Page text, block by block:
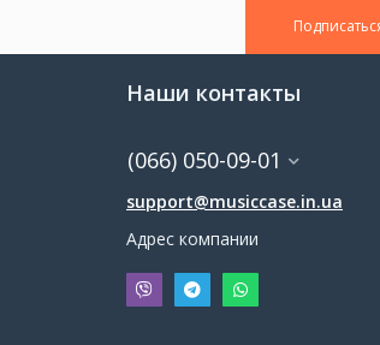
Наши контакты
(066) 050-09-01
support@musiccase.in.ua
Адрес компании